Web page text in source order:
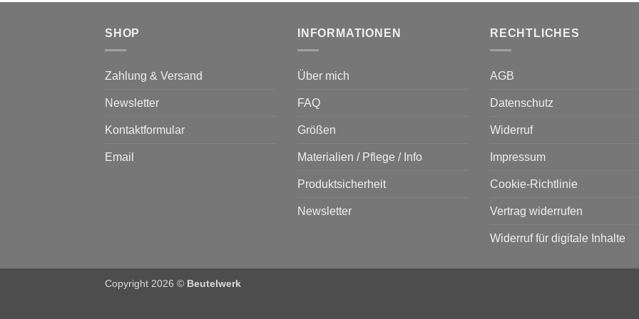
auf
der
gewählt
werden
SHOP
Zahlung & Versand
Newsletter
Kontaktformular
Email
INFORMATIONEN
Über mich
FAQ
Größen
Materialien / Pflege / Info
Produktsicherheit
Newsletter
RECHTLICHES
AGB
Datenschutz
Widerruf
Impressum
Cookie-Richtlinie
Vertrag widerrufen
Widerruf für digitale Inhalte
Copyright 2026 © Beutelwerk